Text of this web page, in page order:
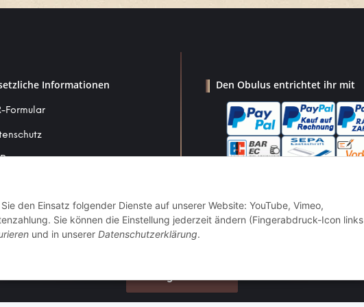
Informationen
Formular
Den Obulus entrichtet ihr mit
Vertrag widerrufen
den Einsatz folgender Dienste auf unserer Website: YouTube, Vimeo,
Sie können die Einstellung jederzeit ändern (Fingerabdruck-Icon links
und in unserer Datenschutzerklärung.